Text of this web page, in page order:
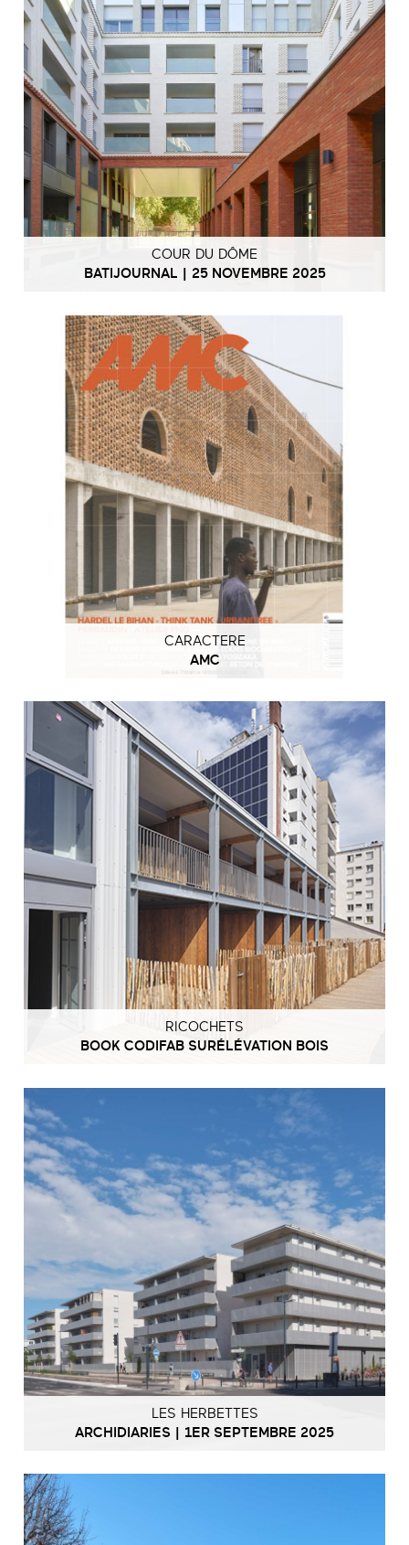
COUR DU DÔME
BATIJOURNAL | 25 NOVEMBRE 2025
CARACTERE
AMC
RICOCHETS
BOOK CODIFAB SURÉLÉVATION BOIS
LES HERBETTES
ARCHIDIARIES | 1ER SEPTEMBRE 2025